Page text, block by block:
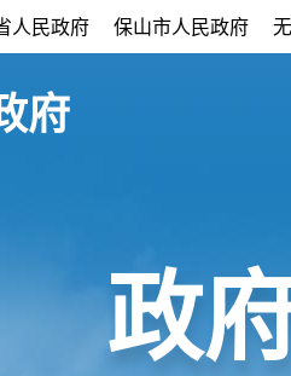
人民政府 保山市人民政府
府
政